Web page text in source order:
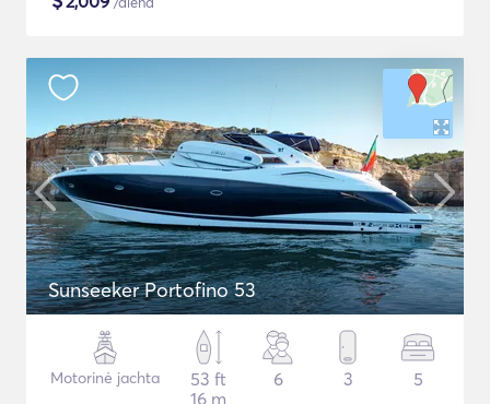
Sunseeker Portofino 53
Motorinė jachta
53 ft
16 m
6 3 5